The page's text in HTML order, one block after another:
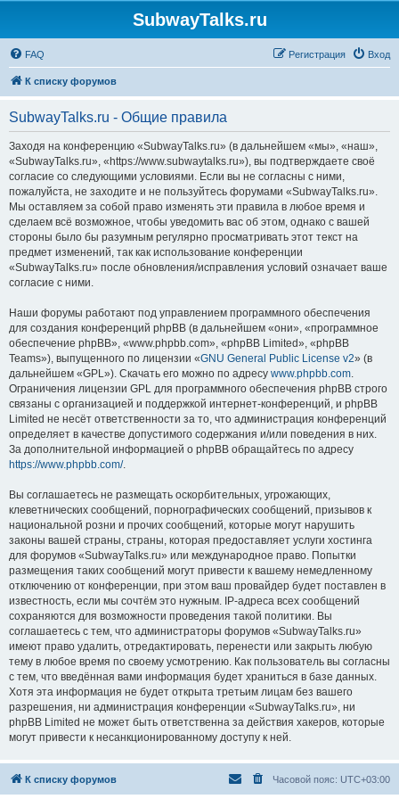
SubwayTalks.ru
FAQ Вход
Регистрация
К списку форумов
SubwayTalks.ru - Общие правила
Заходя на конференцию «SubwayTalks.ru» (в дальнейшем «мы», «наш»,
«SubwayTalks.ru», «https://www.subwaytalks.ru»), вы подтверждаете своё
согласие со следующими условиями. Если вы не согласны с ними,
пожалуйста, не заходите и не пользуйтесь форумами «SubwayTalks.ru».
Мы оставляем за собой право изменять эти правила в любое время и
сделаем всё возможное, чтобы уведомить вас об этом, однако с вашей
стороны было бы разумным регулярно просматривать этот текст на
предмет изменений, так как использование конференции
«SubwayTalks.ru» после обновления/исправления условий означает ваше
согласие с ними.
Наши форумы работают под управлением программного обеспечения
для создания конференций phpBB (в дальнейшем «они», «программное
обеспечение phpBB», «www.phpbb.com», «phpBB Limited», «phpBB
Teams»), выпущенного по лицензии «GNU General Public License v2» (в
дальнейшем «GPL»). Скачать его можно по адресу www.phpbb.com.
Ограничения лицензии GPL для программного обеспечения phpBB строго
связаны с организацией и поддержкой интернет-конференций, и phpBB
Limited не несёт ответственности за то, что администрация конференций
определяет в качестве допустимого содержания и/или поведения в них.
За дополнительной информацией о phpBB обращайтесь по адресу
https://www.phpbb.com/.
Вы соглашаетесь не размещать оскорбительных, угрожающих,
клеветнических сообщений, порнографических сообщений, призывов к
национальной розни и прочих сообщений, которые могут нарушить
законы вашей страны, страны, которая предоставляет услуги хостинга
для форумов «SubwayTalks.ru» или международное право. Попытки
размещения таких сообщений могут привести к вашему немедленному
отключению от конференции, при этом ваш провайдер будет поставлен в
известность, если мы сочтём это нужным. IP-адреса всех сообщений
сохраняются для возможности проведения такой политики. Вы
соглашаетесь с тем, что администраторы форумов «SubwayTalks.ru»
имеют право удалить, отредактировать, перенести или закрыть любую
тему в любое время по своему усмотрению. Как пользователь вы согласны
с тем, что введённая вами информация будет храниться в базе данных.
Хотя эта информация не будет открыта третьим лицам без вашего
разрешения, ни администрация конференции «SubwayTalks.ru», ни
phpBB Limited не может быть ответственна за действия хакеров, которые
могут привести к несанкционированному доступу к ней.
К списку форумов Часовой пояс: UTC+03:00